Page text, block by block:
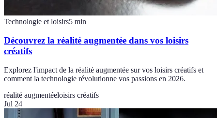
Technologie et loisirs5 min
Découvrez la réalité augmentée dans vos loisirs
créatifs
Explorez l'impact de la réalité augmentée sur vos loisirs créatifs et
comment la technologie révolutionne vos passions en 2026.
réalité augmentéeloisirs créatifs
Jul 24